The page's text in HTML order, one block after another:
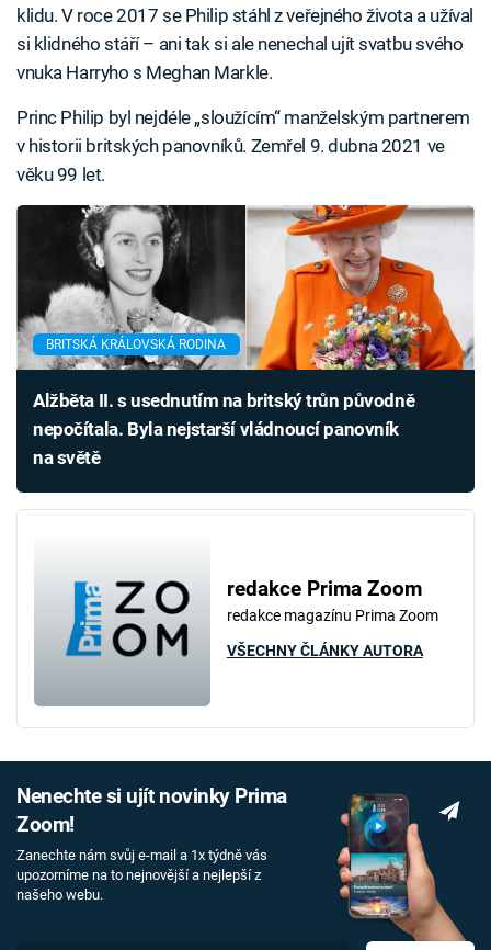
klidu. V roce 2017 se Philip stáhl z veřejného života a užíval
si klidného stáří – ani tak si ale nenechal ujít svatbu svého
vnuka Harryho s Meghan Markle.
Princ Philip byl nejdéle „sloužícím“ manželským partnerem
v historii britských panovníků. Zemřel 9. dubna 2021 ve
věku 99 let.
BRITSKÁ KRÁLOVSKÁ RODINA
Alžběta II. s usednutím na britský trůn původně
nepočítala. Byla nejstarší vládnoucí panovník
na světě
redakce Prima Zoom
redakce magazínu Prima Zoom
VŠECHNY ČLÁNKY AUTORA
Nenechte si ujít novinky Prima
Zoom!
Zanechte nám svůj e-mail a 1x týdně vás
upozorníme na to nejnovější a nejlepší z
našeho webu.